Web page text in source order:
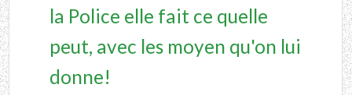
la Police elle fait ce quelle
peut, avec les moyen qu'on lui
donne!